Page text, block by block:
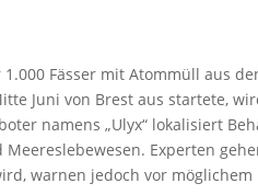
Fässer mit Atommüll aus
Juni von Brest aus startete,
namens „Ulyx“ lokalisiert
Experten
warnen jedoch vor möglichem